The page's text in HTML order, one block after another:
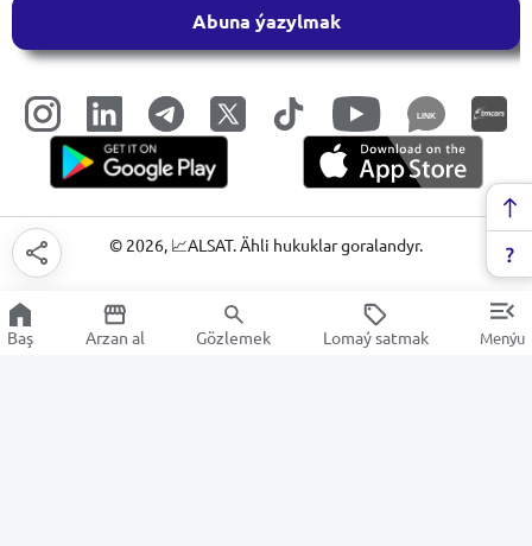
Abuna ýazylmak
LINK
© 2026, 📈ALSAT. Ähli hukuklar goralandyr.
Baş Arzan al Gözlemek Lomaý satmak Menýu